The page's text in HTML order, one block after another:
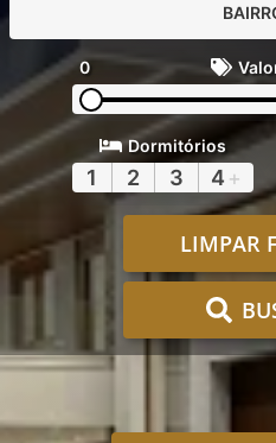
0
Dormitórios
1 2 3 4 +
LIMPAR